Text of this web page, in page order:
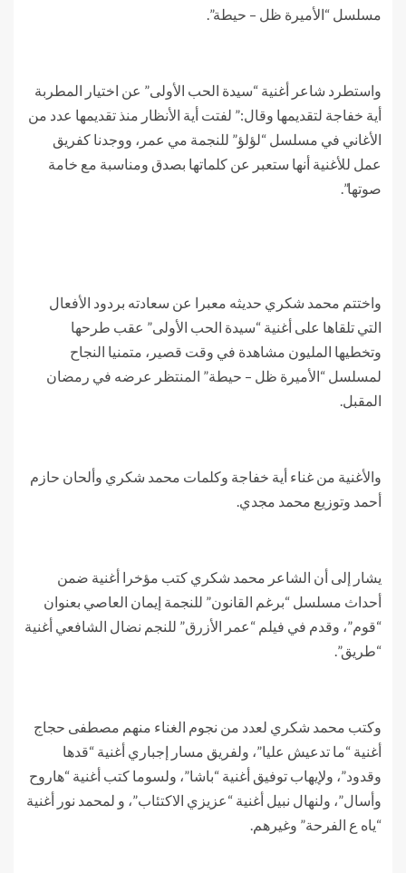
مسلسل “الأميرة ظل – حيطة”.
واستطرد شاعر أغنية “سيدة الحب الأولى” عن اختيار المطربة
أية خفاجة لتقديمها وقال:” لفتت أية الأنظار منذ تقديمها عدد من
الأغاني في مسلسل “لؤلؤ” للنجمة مي عمر، ووجدنا كفريق
عمل للأغنية أنها ستعبر عن كلماتها بصدق ومناسبة مع خامة
صوتها”.
واختتم محمد شكري حديثه معبرا عن سعادته بردود الأفعال
التي تلقاها على أغنية “سيدة الحب الأولى” عقب طرحها
وتخطيها المليون مشاهدة في وقت قصير، متمنيا النجاح
لمسلسل “الأميرة ظل – حيطة” المنتظر عرضه في رمضان
المقبل.
والأغنية من غناء أية خفاجة وكلمات محمد شكري وألحان حازم
أحمد وتوزيع محمد مجدي.
يشار إلى أن الشاعر محمد شكري كتب مؤخرا أغنية ضمن
أحداث مسلسل “برغم القانون” للنجمة إيمان العاصي بعنوان
“قوم”، وقدم في فيلم “عمر الأزرق” للنجم نضال الشافعي أغنية
“طريق”.
وكتب محمد شكري لعدد من نجوم الغناء منهم مصطفى حجاج
أغنية “ما تدعيش عليا”، ولفريق مسار إجباري أغنية “قدها
وقدود”، ولإيهاب توفيق أغنية “باشا”، ولسوما كتب أغنية “هاروح
وأسال”، ولنهال نبيل أغنية “عزيزي الاكتئاب”، و لمحمد نور أغنية
“ياه ع الفرحة” وغيرهم.